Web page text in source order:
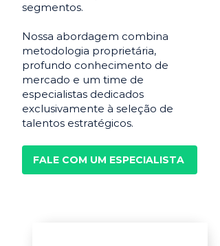
segmentos.
Nossa abordagem combina
metodologia proprietária,
profundo conhecimento de
mercado e um time de
especialistas dedicados
exclusivamente à seleção de
talentos estratégicos.
FALE COM UM ESPECIALISTA